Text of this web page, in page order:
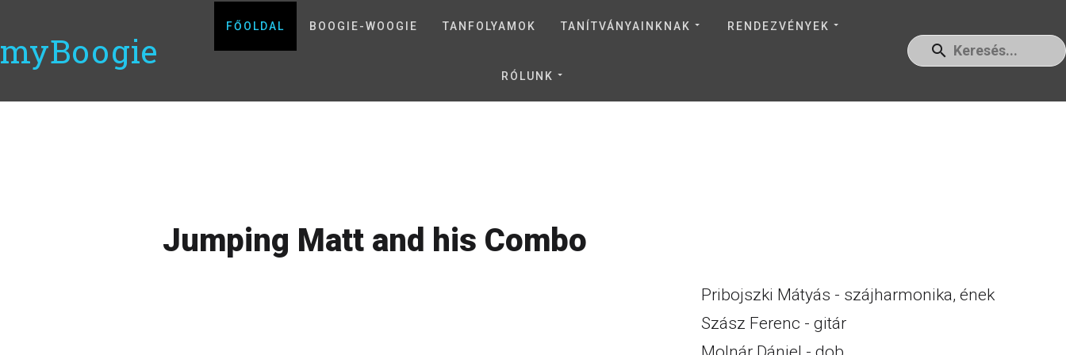
myBoogie
FŐOLDAL BOOGIE-WOOGIE TANFOLYAMOK TANÍTVÁNYAINKNAK RENDEZVÉNYEK
RÓLUNK
Jumping Matt and his Combo
Pribojszki Mátyás - szájharmonika, ének
Szász Ferenc - gitár